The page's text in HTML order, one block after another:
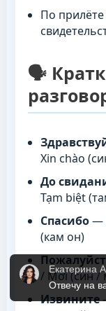
По
🗣️
Xin chào
До
Tạm biệt
Спасибо—
(кам он)
/ Mời (син /
Извините
Екатерина
Отвечу на